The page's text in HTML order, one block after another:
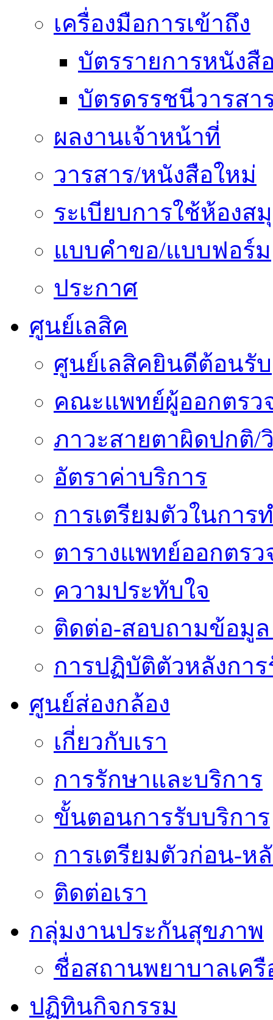
เครื่องมือการเข้าถึง
บัตรรายการหนังสื
บัตรดรรชนีวารสา
ผลงานเจ้าหน้าที่
วารสาร/หนังสือใหม่
ระเบียบการใช้ห้องส
แบบคำขอ/แบบฟอร์ม
ประกาศ
ศูนย์เลสิค
ศูนย์เลสิคยินดีต้อนรับ
คณะแพทย์ผู้ออกตรว
ภาวะสายตาผิดปกติ/
อัตราค่าบริการ
การเตรียมตัวในการ
ตารางแพทย์ออกตรว
ความประทับใจ
ติดต่อ-สอบถามข้อมู
การปฏิบัติตัวหลังการ
ศูนย์ส่องกล้อง
เกี่ยวกับเรา
การรักษาและบริการ
ขั้นตอนการรับบริการ
การเตรียมตัวก่อน-ห
ติดต่อเรา
กลุ่มงานประกันสุขภาพ
ชื่อสถานพยาบาลเค
ปฏิทินกิจกรรม